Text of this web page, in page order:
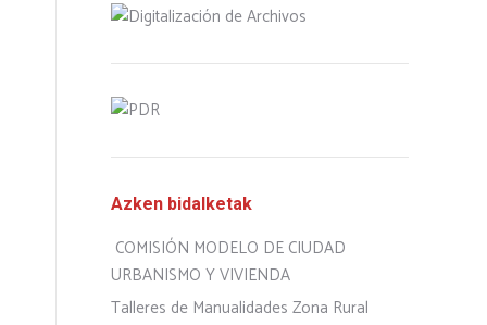
Azken bidalketak
COMISIÓN MODELO DE CIUDAD
URBANISMO Y VIVIENDA
Talleres de Manualidades Zona Rural